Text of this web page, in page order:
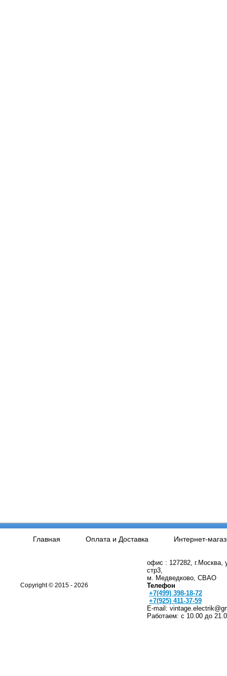
Главная Оплата и Доставка Интернет-
Copyright © 2015 - 2026
офис : 127282, г.Москва,
стр3,
м. Медведково, СВАО
Телефон
+7(499) 398-18-72
+7(925) 411-37-59
E-mail:
Работаем: с 10.00 до